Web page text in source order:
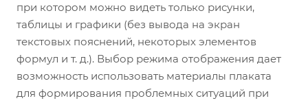
при котором можно видеть только рисунки,
таблицы и графики (без вывода на экран
текстовых пояснений, некоторых элементов
формул и т. д.). Выбор режима отображения дает
возможность использовать материалы плаката
для формирования проблемных ситуаций при